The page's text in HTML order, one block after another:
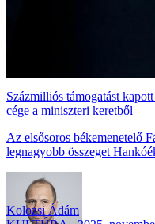
Százmilliós támogatást
cége a miniszteri keretből
Az elsősoros békemenetelő
legnagyobb összeget
Kolozsi Ádám